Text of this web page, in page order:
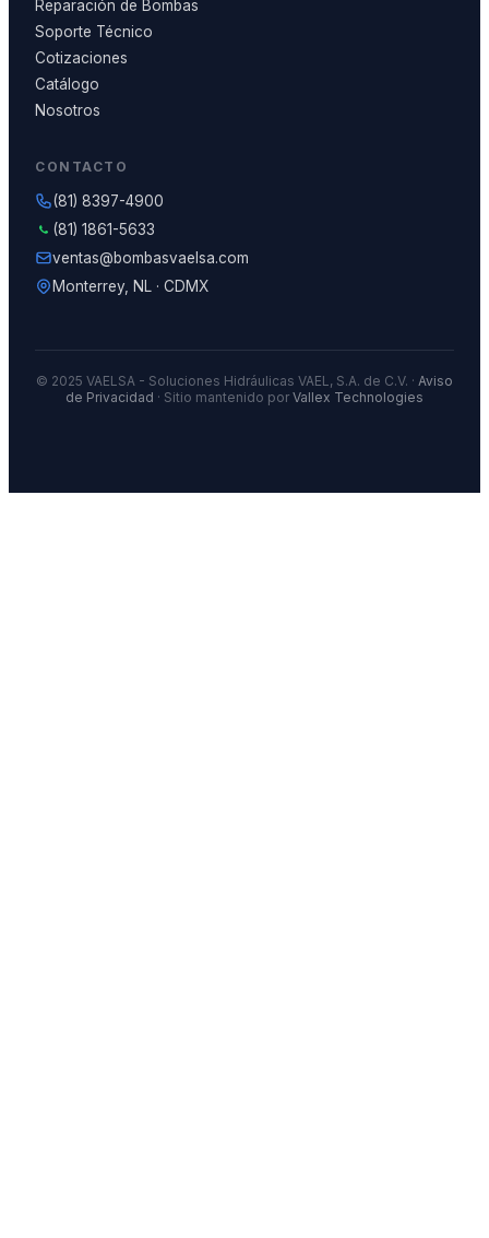
Reparación de Bombas
Soporte Técnico
Cotizaciones
Catálogo
Nosotros
CONTACTO
(81) 8397-4900
(81) 1861-5633
ventas@bombasvaelsa.com
Monterrey, NL · CDMX
© 2025 VAELSA - Soluciones Hidráulicas VAEL, S.A. de C.V. · Aviso
de Privacidad · Sitio mantenido por Vallex Technologies